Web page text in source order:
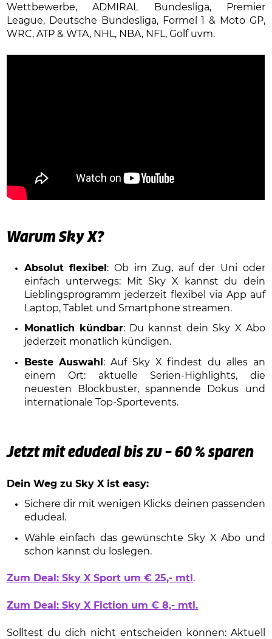
Wettbewerbe, ADMIRAL Bundesliga, Premier
League, Deutsche Bundesliga, Formel 1 & Moto GP,
WRC, ATP & WTA, NHL, NBA, NFL, Golf uvm.
Warum Sky X?
Absolut flexibel : Ob im Zug, auf der Uni oder
einfach unterwegs: Mit Sky X kannst du dein
Lieblingsprogramm jederzeit flexibel via App auf
Laptop, Tablet und Smartphone streamen.
Monatlich kündbar: Du kannst dein Sky X Abo
jederzeit monatlich kündigen.
Beste Auswahl : Auf Sky X findest du alles an
einem Ort: aktuelle Serien-Highlights, die
neuesten Blockbuster, spannende Dokus und
internationale Top-Sportevents.
Jetzt mit edudeal bis zu – 60 % sparen
Dein Weg zu Sky X ist easy:
Sichere dir mit wenigen Klicks deinen passenden
edudeal.
Wähle einfach das gewünschte Sky X Abo und
schon kannst du loslegen.
Zum Deal: Sky X Sport um € 25,- mtl .
Zum Deal: Sky X Fiction um € 8,- mtl.
Solltest du dich nicht entscheiden können: Aktuell